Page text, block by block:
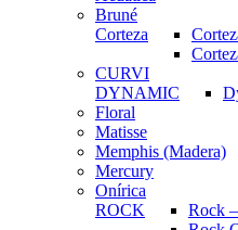
Bruné
Corteza
CURVI
DYNAMIC
Floral
Matisse
Memphis (Madera)
Mercury
Onírica
ROCK
Rock